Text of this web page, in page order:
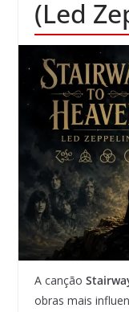
(Led
A canção
obras mais